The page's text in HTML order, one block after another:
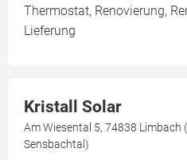
Thermostat, Renovierung,
Lieferung
Kristall Solar
Am Wiesental 5, 74838 Limbach
Sensbachtal)